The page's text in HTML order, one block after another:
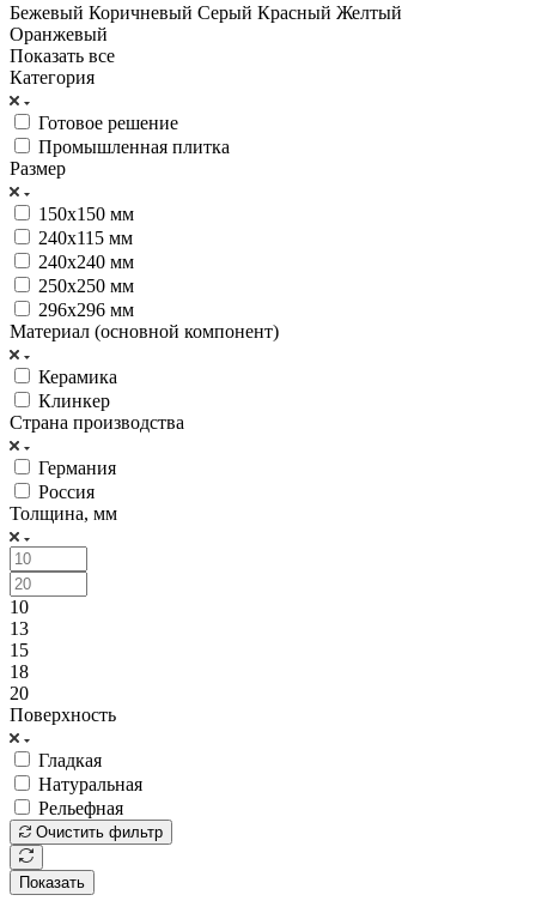
Бежевый Коричневый Серый Красный Желтый
Оранжевый
Показать все
Категория
Готовое решение
Промышленная плитка
Размер
150х150 мм
240х115 мм
240х240 мм
250х250 мм
296х296 мм
Материал (основной компонент)
Керамика
Клинкер
Страна производства
Германия
Россия
Толщина, мм
10
13
15
18
20
Поверхность
Гладкая
Натуральная
Рельефная
Очистить фильтр
Показать